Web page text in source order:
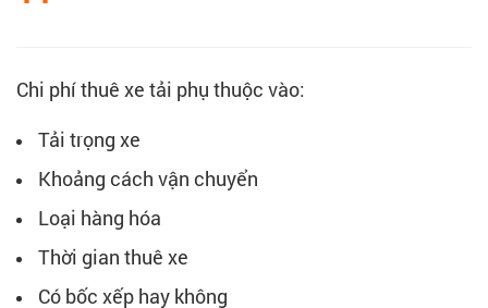
Chi phí thuê xe tải phụ thuộc vào:
Tải trọng xe
Khoảng cách vận chuyển
Loại hàng hóa
Thời gian thuê xe
Có bốc xếp hay không